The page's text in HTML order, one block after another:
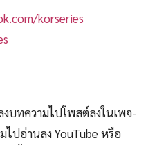
korseries
บทความไปโพสต์ลงในเพจ-
ปอ่านลง YouTube หรือ